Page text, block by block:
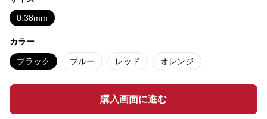
0.38mm
カラー
ブラック ブルー レッド オレンジ
購入画面に進む